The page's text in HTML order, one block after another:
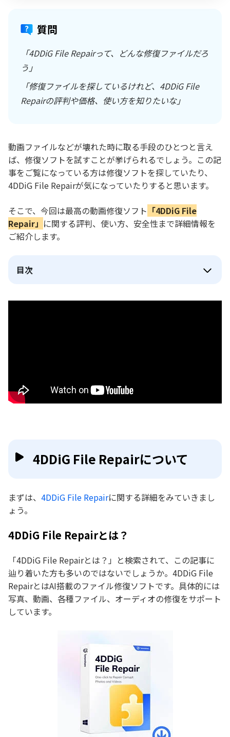
質問
「4DDiG File Repairって、どんな修復ファイルだろ
う」
「修復ファイルを探しているけれど、4DDiG File
Repairの評判や価格、使い方を知りたいな」
動画ファイルなどが壊れた時に取る手段のひとつと言え
ば、修復ソフトを試すことが挙げられるでしょう。この記
事をご覧になっている方は修復ソフトを探していたり、
4DDiG File Repairが気になっていたりすると思います。
そこで、今回は最高の動画修復ソフト 「4DDiG File
Repair」 に関する評判、使い方、安全性まで詳細情報を
ご紹介します。
目次
4DDiG File Repairについて
まずは、 4DDiG File Repairに関する詳細をみていきまし
ょう。
4DDiG File Repairとは？
「4DDiG File Repairとは？」と検索されて、この記事に
辿り着いた方も多いのではないでしょうか。4DDiG File
RepairとはAI搭載のファイル修復ソフトです。具体的には
写真、動画、各種ファイル、オーディオの修復をサポート
しています。